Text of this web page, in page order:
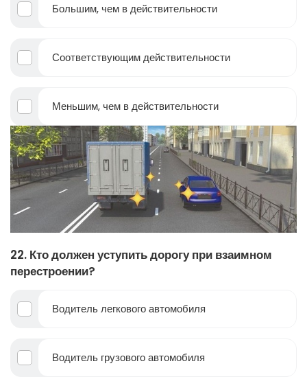
Большим, чем в действительности
Соответствующим действительности
Меньшим, чем в действительности
22. Кто должен уступить дорогу при взаимном
перестроении?
Водитель легкового автомобиля
Водитель грузового автомобиля